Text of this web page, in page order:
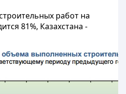
работ на
81%, Казахстана -